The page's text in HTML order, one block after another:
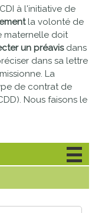
CDI à l'initiative de
la volonté de
maternelle doit
un préavisdans
dans sa lettre
La
de contrat de
). Nous faisons le